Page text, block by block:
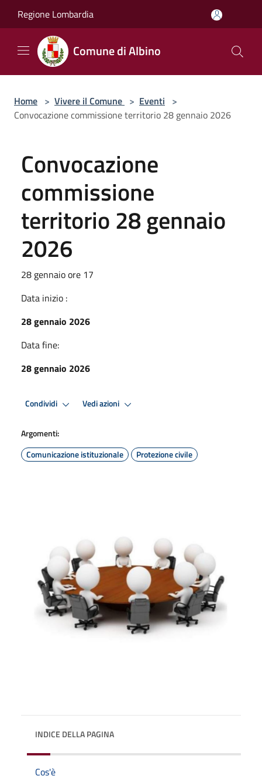
Regione Lombardia
Comune di Albino
Home > Vivere il Comune > Eventi >
Convocazione commissione territorio 28 gennaio 2026
Convocazione
commissione
territorio 28 gennaio
2026
28 gennaio ore 17
Data inizio :
28 gennaio 2026
Data fine:
28 gennaio 2026
Condividi Vedi azioni
Argomenti:
Comunicazione istituzionale
Protezione civile
INDICE DELLA PAGINA
Cos'è